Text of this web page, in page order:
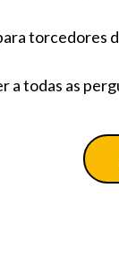
torcedores
a todas as